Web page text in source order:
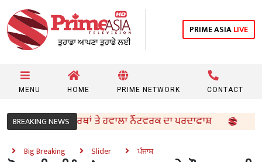
PRIME ASIALIVE
MENU HOME PRIME NETWORK CONTACT
BREAKING NEWS
ਨਸ਼ੀਲੇ ਪਦਾਰਥਾਂ ਤੇ ਹਵਾਲਾ ਨੈੱਟਵਰਕ ਦਾ ਪਰਦਾਫਾਸ਼
Big Breaking Slider ਪੰਜਾਬ